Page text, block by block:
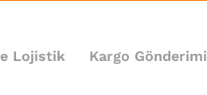
Lojistik Kargo Gönderimi